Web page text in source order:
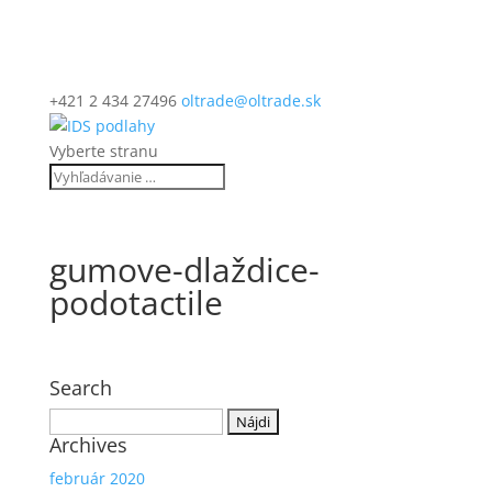
+421 2 434 27496 oltrade@oltrade.sk
Vyberte stranu
gumove-dlaždice-
podotactile
Search
Archives
február 2020